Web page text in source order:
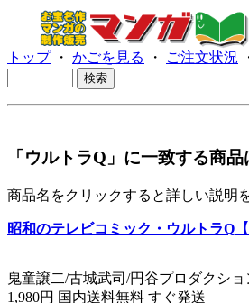
トップ・ かごを見る ・ ご注文状況
「ウルトラQ」に一致する商品
商品名をクリックすると詳しい説明
昭和のテレビコミック・ウルトラQ【
鬼童譲二/古城武司/円谷プロダクシ
1,980円 国内送料無料 すぐ発送